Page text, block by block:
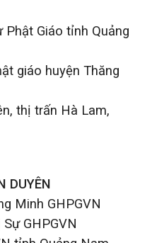
Phật Giáo tỉnh Quảng
giáo huyện Thăng
thị trấn Hà Lam,
DUYÊN
Minh GHPGVN
GHPGVN